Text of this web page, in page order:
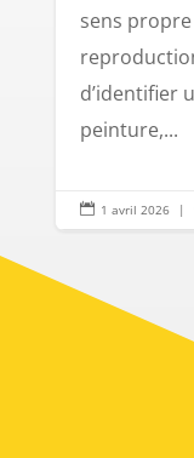
sens
d’identifier
peinture,...
 1 avril 2026 |